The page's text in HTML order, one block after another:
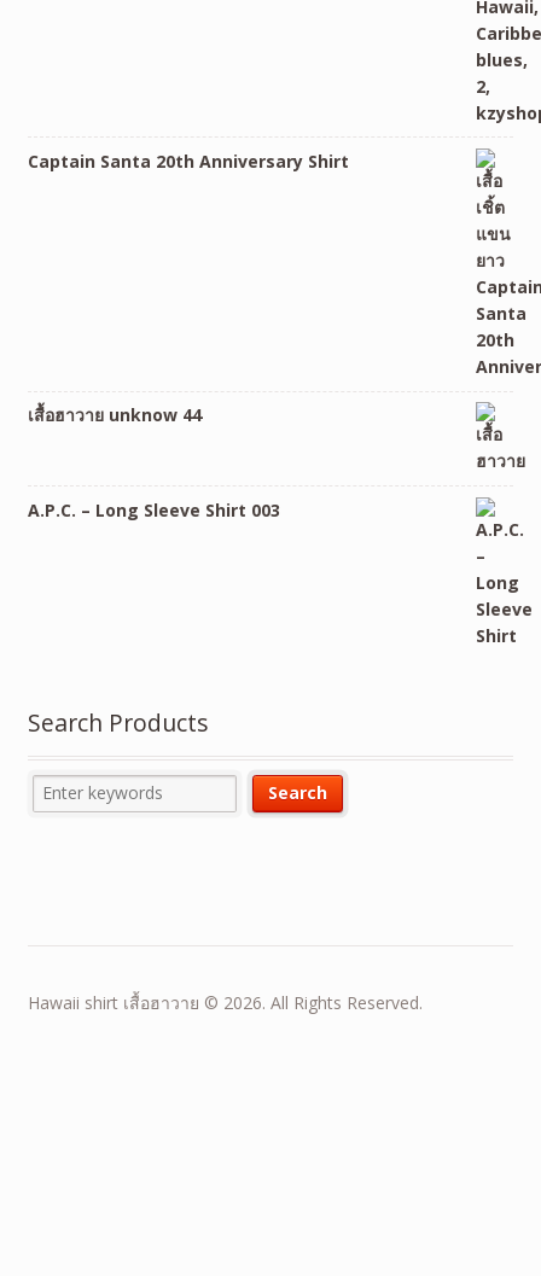
Captain Santa 20th Anniversary Shirt
เสื้อฮาวาย unknow 44
A.P.C. – Long Sleeve Shirt 003
Search Products
Hawaii shirt เสื้อฮาวาย © 2026. All Rights Reserved.